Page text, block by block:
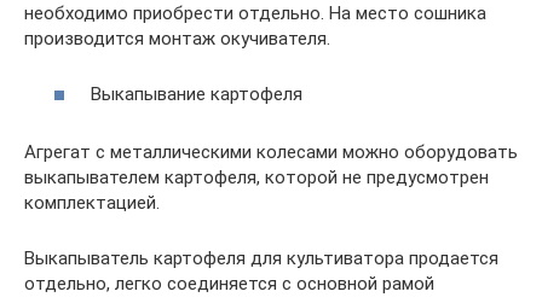
необходимо приобрести отдельно. На место сошника
производится монтаж окучивателя.
Выкапывание картофеля
Агрегат с металлическими колесами можно оборудовать
выкапывателем картофеля, которой не предусмотрен
комплектацией.
Выкапыватель картофеля для культиватора продается
отдельно, легко соединяется с основной рамой